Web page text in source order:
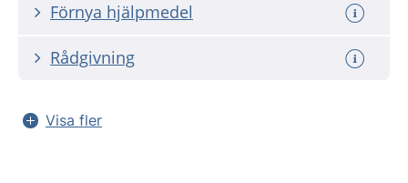
Förnya hjälpmedel
Rådgivning
Visa fler